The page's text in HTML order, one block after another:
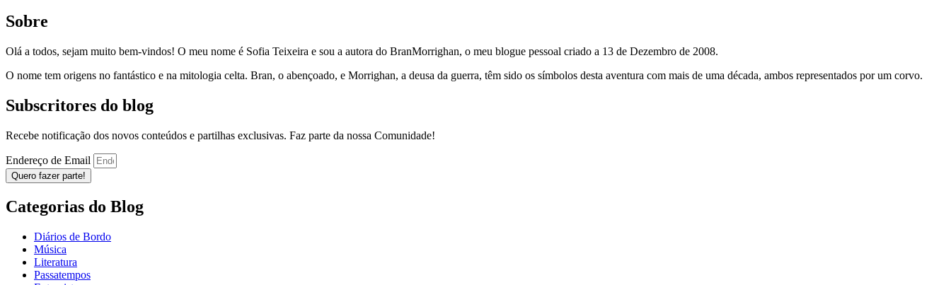
Sobre
Olá a todos, sejam muito bem-vindos! O meu nome é Sofia Teixeira e sou a autora do BranMorrighan, o meu blogue pessoal criado a 13 de Dezembro de 2008.
O nome tem origens no fantástico e na mitologia celta. Bran, o abençoado, e Morrighan, a deusa da guerra, têm sido os símbolos desta aventura com mais de uma década, ambos representados por um corvo.
Subscritores do blog
Recebe notificação dos novos conteúdos e partilhas exclusivas. Faz parte da nossa Comunidade!
Endereço de Email
Quero fazer parte!
Categorias do Blog
Diários de Bordo
Música
Literatura
Passatempos